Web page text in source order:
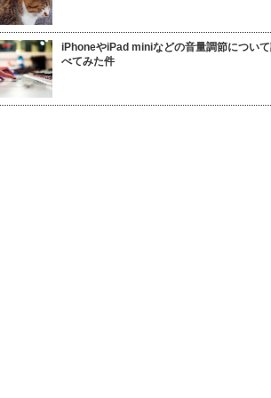
iPhoneやiPad miniなどの音量調節について
べてみた件